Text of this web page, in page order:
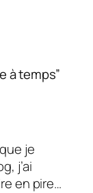
à temps”
je
j’ai
en pire…